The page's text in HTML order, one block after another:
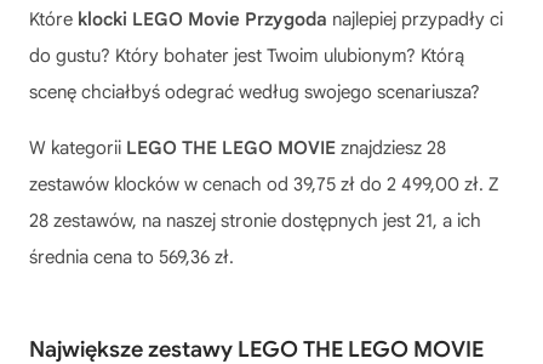
Które klocki LEGO Movie Przygoda najlepiej przypadły ci
do gustu? Który bohater jest Twoim ulubionym? Którą
scenę chciałbyś odegrać według swojego scenariusza?
W kategorii LEGO THE LEGO MOVIE znajdziesz 28
zestawów klocków w cenach od 39,75 zł do 2 499,00 zł. Z
28 zestawów, na naszej stronie dostępnych jest 21, a ich
średnia cena to 569,36 zł.
Największe zestawy LEGO THE LEGO MOVIE